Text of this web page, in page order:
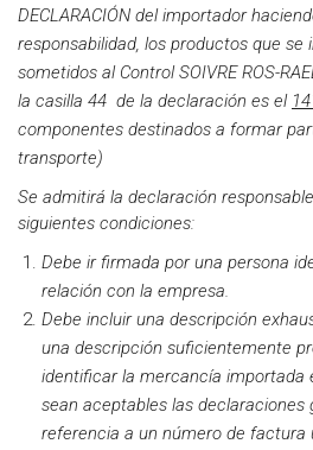
DECLARACIÓN del importador
responsabilidad, los productos que se
sometidos al Control SOIVRE ROS-
la casilla 44 de la declaración es el
componentes destinados a formar
transporte)
Se admitirá la declaración
siguientes condiciones:
Debe ir firmada por una persona
relación con la empresa.
Debe incluir una descripción
una descripción suficientemente
identificar la mercancía importada
sean aceptables las declaraciones
referencia a un número de factura